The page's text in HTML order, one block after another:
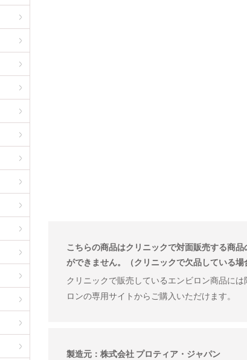
こちらの商品はクリニックで対面販売する商
ができません。（クリニックで欠品している場
クリニックで販売しているエンビロン商品に
ロンの専用サイトからご購入いただけます。
製造元：株式会社 プロティア・ジャパン